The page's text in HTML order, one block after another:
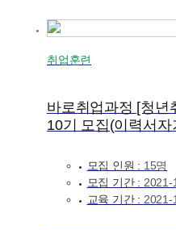
취업훈련
바로취업과정 [청년
10기 모집(이력서
모집 인원 : 15명
모집 기간 : 2021-
교육 기간 : 2021-